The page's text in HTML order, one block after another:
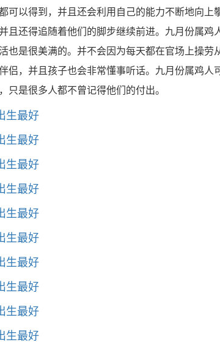
可以得到，并且还会利用自己的能力不断地向
且还得追随着他们的脚步继续前进。九月份属鸡
也是很美满的。并不会因为每天都在官场上操
侣，并且孩子也会非常懂事听话。九月份属鸡人
只是很多人都不曾记得他们的付出。
生最好
生最好
生最好
生最好
生最好
生最好
生最好
生最好
生最好
生最好